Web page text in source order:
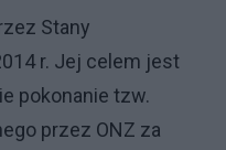
Stany
r. Jej celem jest
pokonanie tzw.
przez ONZ za